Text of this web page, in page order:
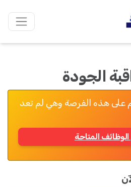
الجودة
على هذه الفرصة وهي لم تعد
المتاحة